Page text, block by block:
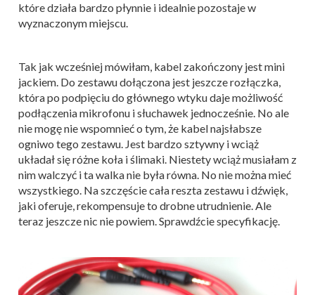
które działa bardzo płynnie i idealnie pozostaje w
wyznaczonym miejscu.
Tak jak wcześniej mówiłam, kabel zakończony jest mini
jackiem. Do zestawu dołączona jest jeszcze rozłączka,
która po podpięciu do głównego wtyku daje możliwość
podłączenia mikrofonu i słuchawek jednocześnie. No ale
nie mogę nie wspomnieć o tym, że kabel najsłabsze
ogniwo tego zestawu. Jest bardzo sztywny i wciąż
układał się różne koła i ślimaki. Niestety wciąż musiałam z
nim walczyć i ta walka nie była równa. No nie można mieć
wszystkiego. Na szczęście cała reszta zestawu i dźwięk,
jaki oferuje, rekompensuje to drobne utrudnienie. Ale
teraz jeszcze nic nie powiem. Sprawdźcie specyfikację.